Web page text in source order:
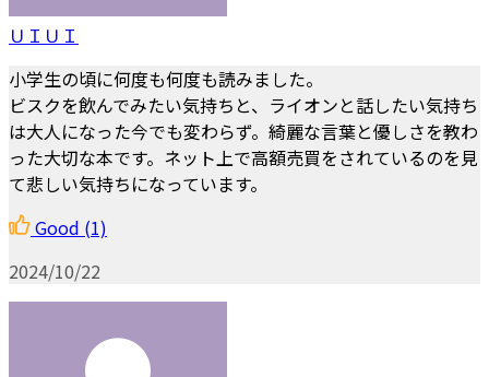
ＵＩＵＩ
小学生の頃に何度も何度も読みました。
ビスクを飲んでみたい気持ちと、ライオンと話したい気持ち
は大人になった今でも変わらず。綺麗な言葉と優しさを教わ
った大切な本です。ネット上で高額売買をされているのを見
て悲しい気持ちになっています。
Good (1)
2024/10/22